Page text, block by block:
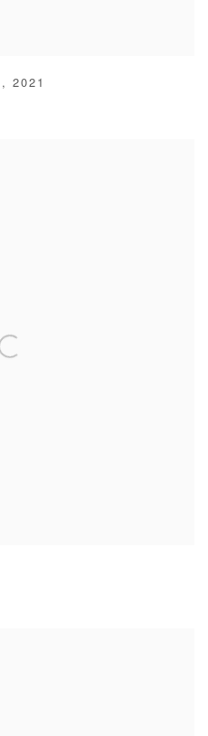
, 2021